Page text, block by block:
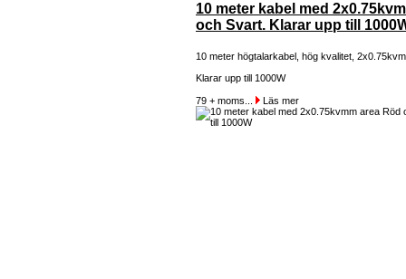
10 meter kabel med
och Svart. Klarar upp till
10 meter högtalarkabel, hög kvalitet,
Klarar upp till 1000W
79 + moms... Läs mer